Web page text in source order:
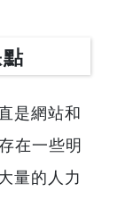
是網站和
在一些明
量的人力